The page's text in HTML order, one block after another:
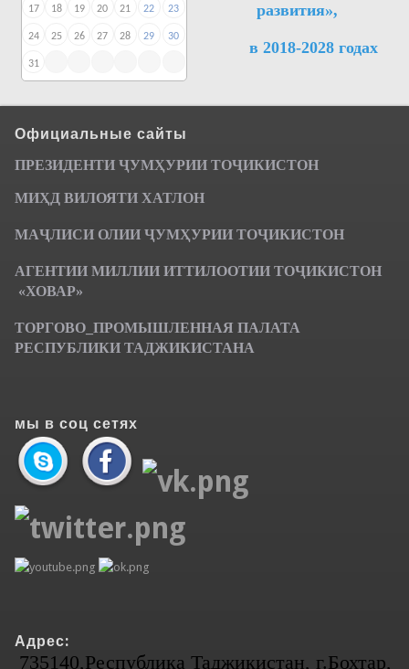
17 18 19 20 21 22 23
24 25 26 27 28 29 30
31
развития»,
в 2018-2028 годах
Официальные сайты
ПРЕЗИДЕНТИ ҶУМҲУРИИ ТОҶИКИСТОН
МИҲД ВИЛОЯТИ ХАТЛОН
МАҶЛИСИ ОЛИИ ҶУМҲУРИИ ТОҶИКИСТОН
АГЕНТИИ МИЛЛИИ ИТТИЛООТИИ ТОҶИКИСТОН
«ХОВАР»
ТОРГОВО_ПРОМЫШЛЕННАЯ ПАЛАТА
РЕСПУБЛИКИ ТАДЖИКИСТАНА
мы в соц сетях
Адрес:
735140,Республика Таджикистан, г.Бохтар,